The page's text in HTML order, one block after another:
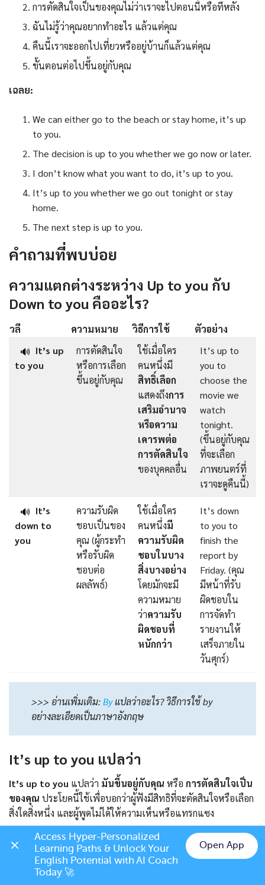
การตัดสินใจเป็นของคุณไม่ว่าเราจะไปตอนนี้หรือทีหลัง
ฉันไม่รู้ว่าคุณอยากทำอะไร แล้วแต่คุณ
คืนนี้เราจะออกไปเที่ยวหรืออยู่บ้านก็แล้วแต่คุณ
ขั้นตอนต่อไปขึ้นอยู่กับคุณ
เฉลย:
We can either go to the beach or stay home, it’s up
to you.
The decision is up to you whether we go now or later.
I don’t know what you want to do, it’s up to you.
It’s up to you whether we go out tonight or stay
home.
The next step is up to you.
คำถามที่พบบ่อย
ความแตกต่างระหว่าง Up to you กับ
Down to you คืออะไร?
วลี ความหมาย วิธีการใช้
ตัวอย่าง
🔊 It’s up
to you
การตัดสินใจ
หรือการเลือก
ขึ้นอยู่กับคุณ
ใช้เมื่อใคร
คนหนึ่งมี
สิทธิ์เลือก
แสดงถึงการ
เสริมอำนาจ
หรือความ
เคารพต่อ
การตัดสินใจ
ของบุคคลอื่น
It’s up to
you to
choose the
movie we
watch
tonight.
(ขึ้นอยู่กับคุณ
ที่จะเลือก
ภาพยนตร์ที่
เราจะดูคืนนี้)
🔊 It’s
down to
you
ความรับผิด
ชอบเป็นของ
คุณ (ผู้กระทำ
หรือรับผิด
ชอบต่อ
ผลลัพธ์)
ใช้เมื่อใคร
คนหนึ่งมี
ความรับผิด
ชอบในบาง
สิ่งบางอย่าง
โดยมักจะมี
ความหมาย
ว่าความรับ
ผิดชอบที่
หนักกว่า
It’s down
to you to
finish the
report by
Friday. (คุณ
มีหน้าที่รับ
ผิดชอบใน
การจัดทำ
รายงานให้
เสร็จภายใน
วันศุกร์)
>>> อ่านเพิ่มเติม:Byแปลว่าอะไร? วิธีการใช้ by
อย่างละเอียดเป็นภาษาอังกฤษ
It’s up to you แปลว่า
It’s up to you แปลว่า มันขึ้นอยู่กับคุณ หรือ การตัดสินใจเป็น
ของคุณ ประโยคนี้ใช้เพื่อบอกว่าผู้ฟังมีสิทธิที่จะตัดสินใจหรือเลือก
สิ่งใดสิ่งหนึ่ง และผู้พูดไม่ได้ให้ความเห็นหรือแทรกแซง
ตัวอย่าง:
Should we go out for dinner or stay home? (เราควรออกไป
Chat on LINE
Access Hyper-Personalized
Learning Paths & Unlock Your
English Potential with AI Coach
Today 🚀
Open App